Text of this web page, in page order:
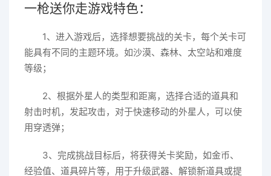
一枪送你走游戏特色：
1、进入游戏后，选择想要挑战的关卡，每个关卡可
能具有不同的主题环境。如沙漠、森林、太空站和难度
等级；
2、根据外星人的类型和距离，选择合适的道具和
射击时机，发起攻击，对于快速移动的外星人，可以使
用穿透弹；
3、完成挑战目标后，将获得关卡奖励，如金币、
经验值、道具碎片等，用于升级武器、解锁新道具或提